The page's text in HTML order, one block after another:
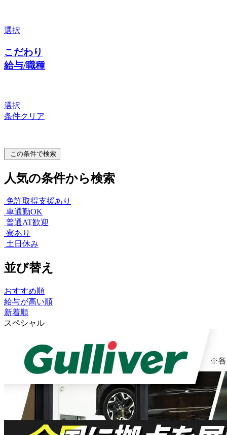
選択
こだわり
給与/職種
選択
条件クリア
この条件で検索
人気の条件から検索
免許取得支援あり
車通勤OK
普通AT歓迎
寮あり
土日休み
並び替え
おすすめ順
給与が高い順
新着順
スペシャル